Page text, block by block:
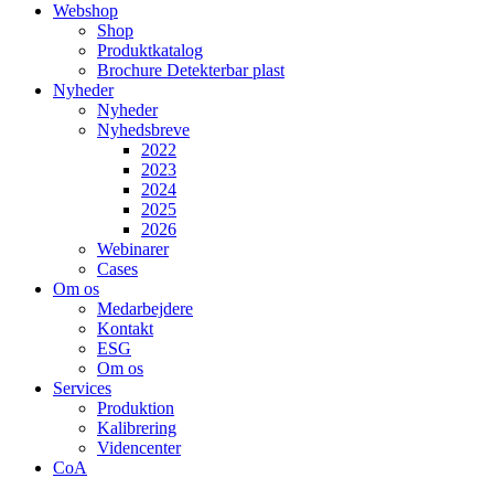
Webshop
Shop
Produktkatalog
Brochure Detekterbar plast
Nyheder
Nyheder
Nyhedsbreve
2022
2023
2024
2025
2026
Webinarer
Cases
Om os
Medarbejdere
Kontakt
ESG
Om os
Services
Produktion
Kalibrering
Videncenter
CoA